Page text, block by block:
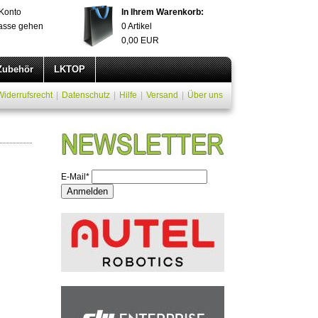
gehen
In Ihrem Warenkorb:
0Artikel
0,00 EUR
LKTOP
Datenschutz Hilfe Versand Über uns
E-Mail*
Anmelden